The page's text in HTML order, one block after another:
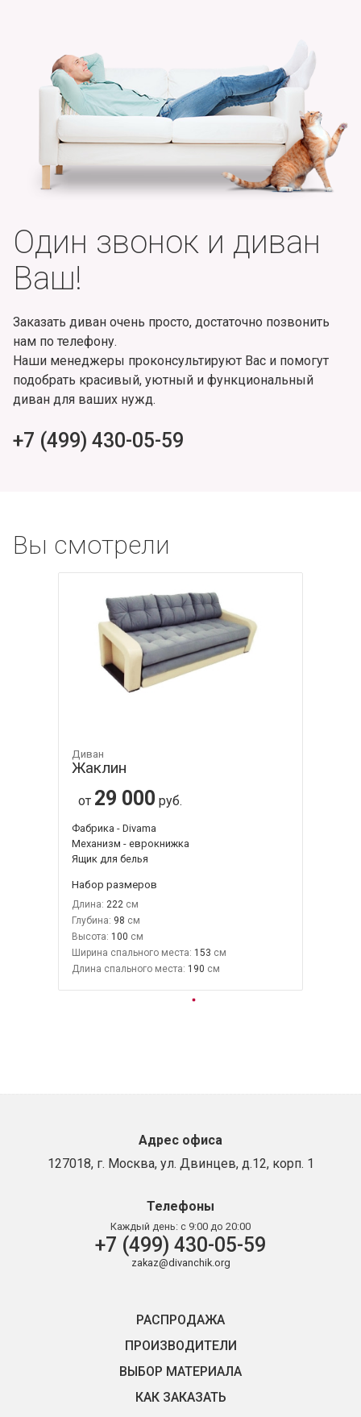
Один звонок и диван
Ваш!
Заказать диван очень просто, достаточно позвонить
нам по телефону.
Наши менеджеры проконсультируют Вас и помогут
подобрать красивый, уютный и функциональный
диван для ваших нужд.
+7 (499) 430-05-59
Вы смотрели
Диван
Жаклин
от 29 000 руб.
Фабрика - Divama
Механизм - еврокнижка
Ящик для белья
Набор размеров
Длина: 222
Глубина: 98
Высота: 100
Ширина спального места: 153
Длина спального места: 190
Адрес офиса
127018, г. Москва, ул. Двинцев, д.12, корп. 1
Телефоны
Каждый день: с 9:00 до 20:00
+7 (499) 430-05-59
zakaz@divanchik.org
РАСПРОДАЖА
ПРОИЗВОДИТЕЛИ
ВЫБОР МАТЕРИАЛА
КАК ЗАКАЗАТЬ